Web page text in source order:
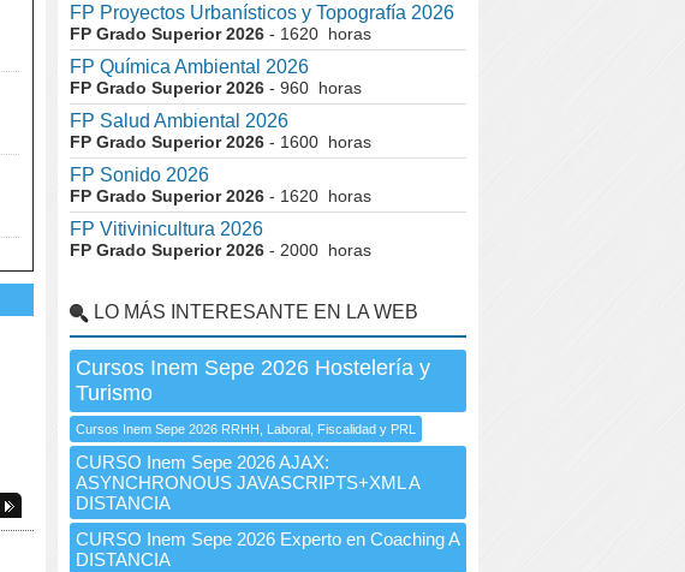
FP Proyectos Urbanísticos y Topografía 2026
FP Grado Superior 2026 - 1620 horas
FP Química Ambiental 2026
FP Grado Superior 2026 - 960 horas
FP Salud Ambiental 2026
FP Grado Superior 2026 - 1600 horas
FP Sonido 2026
FP Grado Superior 2026 - 1620 horas
FP Vitivinicultura 2026
FP Grado Superior 2026 - 2000 horas
LO MÁS INTERESANTE EN LA WEB
Cursos Inem Sepe 2026 Hostelería y
Turismo
Cursos Inem Sepe 2026 RRHH, Laboral, Fiscalidad y PRL
CURSO Inem Sepe 2026 AJAX:
ASYNCHRONOUS JAVASCRIPTS+XML A
DISTANCIA
CURSO Inem Sepe 2026 Experto en Coaching A
DISTANCIA